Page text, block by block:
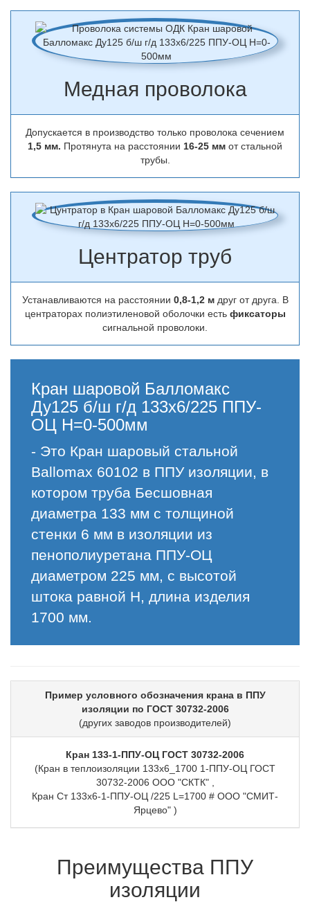
Медная проволока
Допускается в производство только проволока сечением
1,5 мм. Протянута на расстоянии 16-25 мм от стальной
трубы.
Центратор труб
Устанавливаются на расстоянии 0,8-1,2 м друг от друга. В
центраторах полиэтиленовой оболочки есть фиксаторы
сигнальной проволоки.
Кран шаровой Балломакс
Ду125 б/ш г/д 133х6/225 ППУ-
ОЦ H=0-500мм
- Это Кран шаровый стальной
Ballomax 60102 в ППУ изоляции, в
котором труба Бесшовная
диаметра 133 мм с толщиной
стенки 6 мм в изоляции из
пенополиуретана ППУ-ОЦ
диаметром 225 мм, с высотой
штока равной H, длина изделия
1700 мм.
Пример условного обозначения крана в ППУ
изоляции по ГОСТ 30732-2006
(других заводов производителей)
Кран 133-1-ППУ-ОЦ ГОСТ 30732-2006
(Кран в теплоизоляции 133х6_1700 1-ППУ-ОЦ ГОСТ
30732-2006 ООО "СКТК" ,
Кран Ст 133х6-1-ППУ-ОЦ /225 L=1700 # ООО "СМИТ-
Ярцево" )
Преимущества ППУ
изоляции